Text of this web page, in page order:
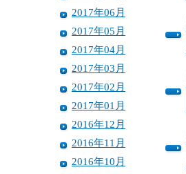
2017年06月
2017年05月
2017年04月
2017年03月
2017年02月
2017年01月
2016年12月
2016年11月
2016年10月